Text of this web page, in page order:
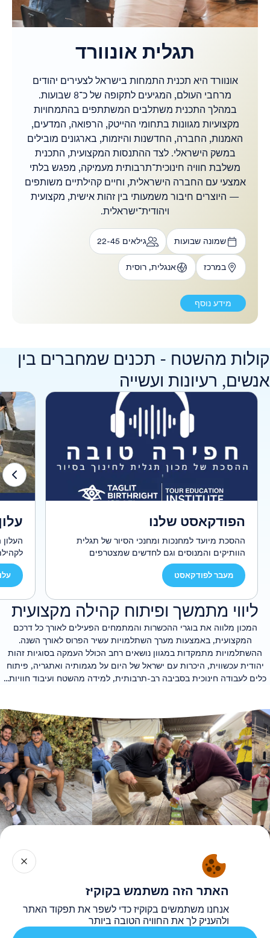
תגלית אונוורד
אונוורד היא תכנית התמחות בישראל לצעירים יהודים
מרחבי העולם, המגיעים לתקופה של כ־8 שבועות.
במהלך התכנית משתלבים המשתתפים בהתמחויות
מקצועיות מגוונות בתחומי ההייטק, הרפואה, המדעים,
האמנות, החברה, החדשנות והיזמות, בארגונים מובילים
במשק הישראלי. לצד ההתנסות המקצועית, התכנית
משלבת חוויה חינוכית־תרבותית מעמיקה, מפגש בלתי
אמצעי עם החברה הישראלית, וחיים קהילתיים משותפים
— היוצרים חיבור משמעותי בין זהות אישית, מקצועית
ויהודית־ישראלית.
שמונה שבועות גילאים 22-45
במרכז אנגלית, רוסית
מידע נוסף
קולות מהשטח - תכנים שמחברים בין
אנשים, רעיונות ועשייה
הפודקאסט שלנו
ההסכת מיועד למחנכות ומחנכי הסיור של תגלית
הוותיקים והמנוסים וגם לחדשים שמצטרפים
לשורותינו. בפרקים קצרים ונגישים נעסוק במגוון רחב
של נושאים: איך נולדה תגלית ומה עומד מאחורי
הרעיון? אילו כלים חינוכיים עומדים לרשותנו- מגישת
הלומד במרכז ועד הצגת המורכבויות שבחברה
ובמציאות הישראלית? נצלול לשאלות של זהות יהודית
וישראלית, נדבר על קיימות וחינוך סביבתי דרך תגלית
ירוקה, נבין איך בונים חוויית סיור שמשלבת רגש, ידע
וערכים, ונכיר דרכי התמודדות עם דילמות בשטח.
בנוסף, נדבר על תפקיד המחנך כמוביל קבוצה, ניחשף
לאסטרטגיה הבינלאומית של הארגון, ונכיר מקרוב
מעבר לפודקאסט
מרכז
ליווי מתמשך ופיתוח קהילה מקצועית
המכון מלווה את בוגרי ההכשרות והמתמחים הפעילים לאורך כל דרכם
המקצועית, באמצעות מערך השתלמויות עשיר הפרוס לאורך השנה.
ההשתלמויות מתמקדות במגוון נושאים רחב הכולל העמקה בסוגיות זהות
יהודית עכשווית, היכרות עם ישראל של היום על מגמותיה ואתגריה, פיתוח
כלים לעבודה חינוכית בסביבה רב-תרבותית, למידה מהשטח ועיבוד חוויות...
האתר הזה משתמש בקוקיז
אנחנו משתמשים בקוקיז כדי לשפר את תפקוד האתר
ולהעניק לך את החוויה הטובה ביותר